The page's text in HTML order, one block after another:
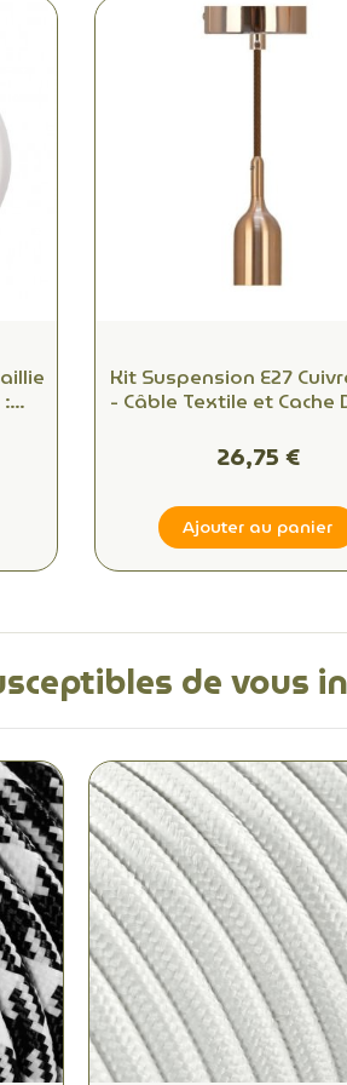
Kit Suspension E27
- Câble Textile et Cache
Bell"
26,75 €
Ajouter au panier
de vous